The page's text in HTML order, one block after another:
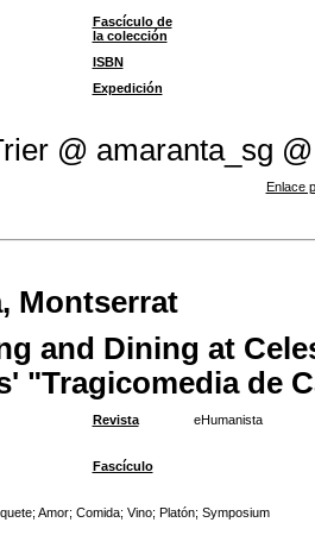
Fascículo de
la colección
ISBN
Expedición
@ amaranta_sg @
Enlace
Montserrat
and Dining at
"Tragicomedia de
Revista eHumanista
Fascículo
; Amor; Comida; Vino; Platón; Symposium